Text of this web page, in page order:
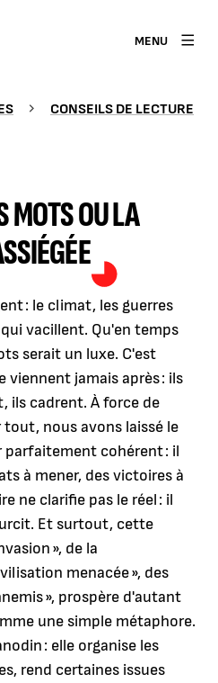
MENU
CONSEILS DE LECTURE
MOTS OU LA
: le climat, les guerres
vacillent. Qu'en temps
serait un luxe. C'est
viennent jamais après : ils
ils cadrent. À force de
tout, nous avons laissé le
parfaitement cohérent : il
à mener, des victoires à
ne clarifie pas le réel : il
Et surtout, cette
», de la
menacée », des
», prospère d'autant
une simple métaphore.
: elle organise les
rend certaines issues